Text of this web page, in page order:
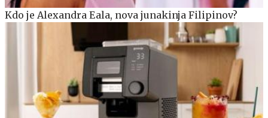
Kdo je Alexandra Eala, nova junakinja Filipinov?